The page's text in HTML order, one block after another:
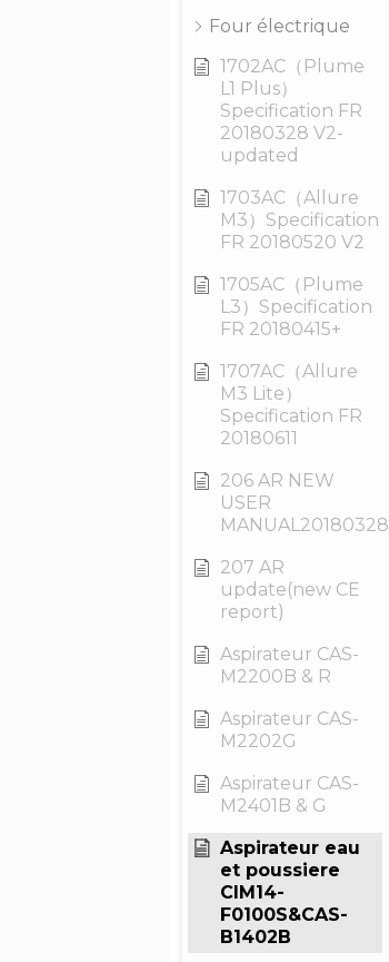
Four électrique
1702AC（Plume
L1 Plus）
Specification FR
20180328 V2-
updated
1703AC（Allure
M3）Specification
FR 20180520 V2
1705AC（Plume
L3）Specification
FR 20180415+
1707AC（Allure
M3 Lite）
Specification FR
20180611
206 AR NEW
USER
MANUAL20180328
207 AR
update(new CE
report)
Aspirateur CAS-
M2200B & R
Aspirateur CAS-
M2202G
Aspirateur CAS-
M2401B & G
Aspirateur eau
et poussiere
CIM14-
F0100S&CAS-
B1402B